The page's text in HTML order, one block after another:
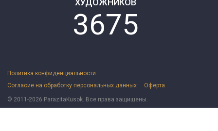
ХУДОЖНИКОВ
3675
Политика конфиденциальности
Согласие на обработку персональных данных
Оферта
© 2011-2026 ParazitaKusok. Все права защищены.